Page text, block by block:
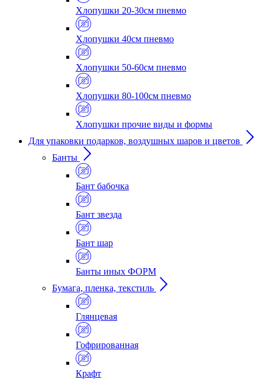
Хлопушки 20-30см пневмо
Хлопушки 40см пневмо
Хлопушки 50-60см пневмо
Хлопушки 80-100см пневмо
Хлопушки прочие виды и формы
Для упаковки подарков, воздушных шаров и цветов
Банты
Бант бабочка
Бант звезда
Бант шар
Банты иных ФОРМ
Бумага, пленка, текстиль
Глянцевая
Гофрированная
Крафт